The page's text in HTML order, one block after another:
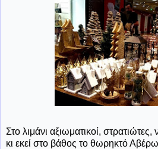
Στο λιμάνι αξιωματικοί,
κι εκεί στο βάθος το θωρηκτό